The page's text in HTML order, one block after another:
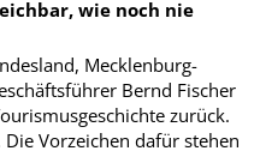
wie noch nie
Mecklenburg-
Bernd Fischer
zurück.
Vorzeichen dafür stehen